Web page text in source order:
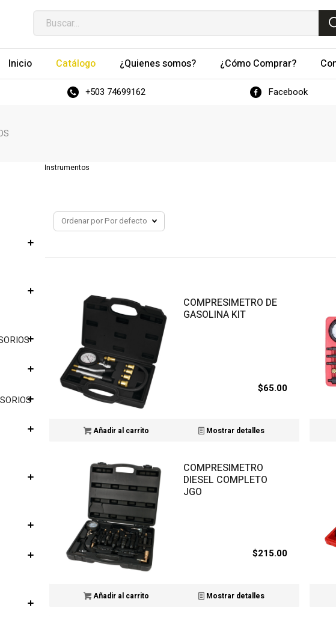
Inicio Catálogo ¿Quienes somos? ¿Cómo Comprar?
+503 74699162 Facebook
Instrumentos
Ordenar porPor defecto
COMPRESIMETRO DE
GASOLINA KIT
$65.00
Añadir al carrito Mostrar detalles
COMPRESIMETRO
DIESEL COMPLETO
JGO
$215.00
Añadir al carrito Mostrar detalles